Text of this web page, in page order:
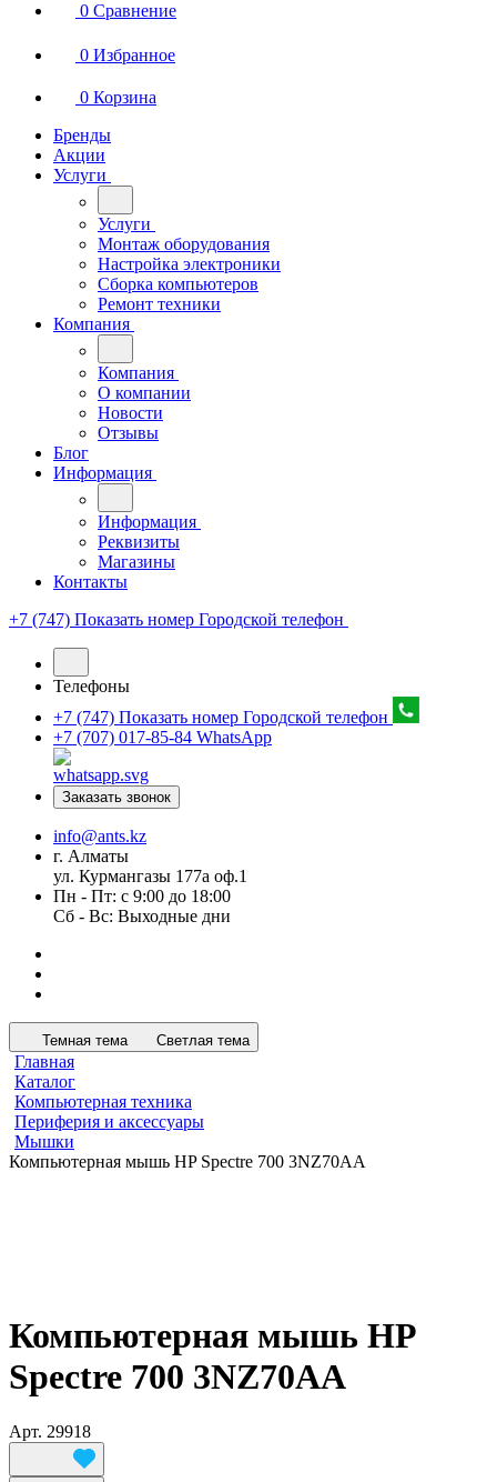
0 Сравнение
0 Избранное
0 Корзина
Бренды
Акции
Услуги
Услуги
Монтаж оборудования
Настройка электроники
Сборка компьютеров
Ремонт техники
Компания
Компания
О компании
Новости
Отзывы
Блог
Информация
Информация
Реквизиты
Магазины
Контакты
+7 (747) Показать номер Городской телефон
Телефоны
+7 (747) Показать номер Городской телефон
+7 (707) 017-85-84 WhatsApp
Заказать звонок
info@ants.kz
г. Алматы
ул. Курмангазы 177а оф.1
Пн - Пт: с 9:00 до 18:00
Сб - Вс: Выходные дни
Темная тема Светлая тема
Главная
Каталог
Компьютерная техника
Периферия и аксессуары
Мышки
Компьютерная мышь HP Spectre 700 3NZ70AA
Компьютерная мышь HP
Spectre 700 3NZ70AA
Арт. 29918